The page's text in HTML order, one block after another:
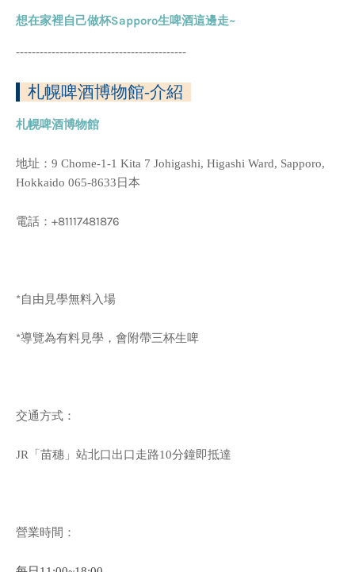
想在家裡自己做杯Sapporo生啤酒這邊走~
-------------------------------------------
札幌啤酒博物館-介紹
札幌啤酒博物館
地址：9 Chome-1-1 Kita 7 Johigashi, Higashi Ward, Sapporo,
Hokkaido 065-8633日本
電話：+81117481876
*自由見學無料入場
*導覽為有料見學，會附帶三杯生啤
交通方式：
JR「苗穗」站北口出口走路10分鐘即抵達
營業時間：